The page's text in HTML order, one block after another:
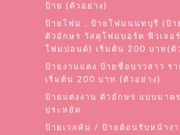
ป้าย (ตัวอย่าง)
ป้ายโฟม , ป้ายโฟมนนทบุรี (ป้า
ตัวอักษร วัสดุโฟมบอร์ด ฟิวเจอ
โฟมปอนด์) เริ่มต้น 200 บาท(ตั
ป้ายงานแต่ง ป้ายชื่อบ่าวสาว ร
เริ่มต้น 200 บาท (ตัวอย่าง)
ป้ายแต่งงาน ตัวอักษร แบบมาต
ประหยัด
ป้ายเวลคัม / ป้ายต้อนรับหน้าง